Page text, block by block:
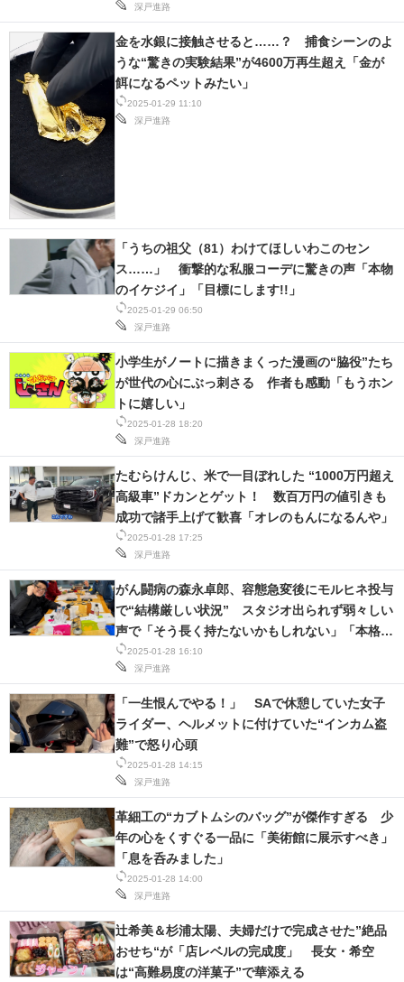
深戸進路
2025-01-29 11:10
深戸進路
金を水銀に接触させると……？ 捕食シーンのよ
うな“驚きの実験結果”が4600万再生超え「金が
餌になるペットみたい」
2025-01-29 06:50
深戸進路
「うちの祖父（81）わけてほしいわこのセン
ス……」 衝撃的な私服コーデに驚きの声「本物
のイケジイ」「目標にします!!」
2025-01-28 18:20
深戸進路
小学生がノートに描きまくった漫画の“脇役”たち
が世代の心にぶっ刺さる 作者も感動「もうホン
トに嬉しい」
2025-01-28 17:25
深戸進路
たむらけんじ、米で一目ぼれした “1000万円超え
高級車”ドカンとゲット！ 数百万円の値引きも
成功で諸手上げて歓喜「オレのもんになるんや」
2025-01-28 16:10
深戸進路
がん闘病の森永卓郎、容態急変後にモルヒネ投与
で“結構厳しい状況” スタジオ出られず弱々しい
声で「そう長く持たないかもしれない」「本格的
に転移が始まったよう」
2025-01-28 14:15
深戸進路
「一生恨んでやる！」 SAで休憩していた女子
ライダー、ヘルメットに付けていた“インカム盗
難”で怒り心頭
2025-01-28 14:00
深戸進路
革細工の“カブトムシのバッグ”が傑作すぎる 少
年の心をくすぐる一品に「美術館に展示すべき」
「息を呑みました」
辻希美＆杉浦太陽、夫婦だけで完成させた”絶品
おせち“が「店レベルの完成度」 長女・希空
は“高難易度の洋菓子”で華添える